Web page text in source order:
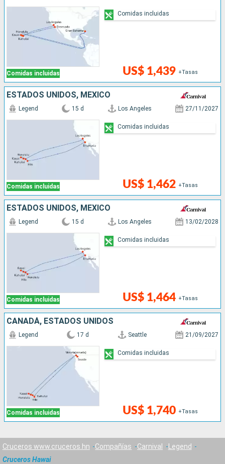
Comidas incluidas US$ 1,439 +Tasas
Comidas incluidas
ESTADOS UNIDOS, MÉXICO
Comidas incluidas
Legend 15 d Los Angeles 27/11/2027
US$ 1,462 +Tasas
Comidas incluidas
ESTADOS UNIDOS, MÉXICO
Comidas incluidas
Legend 15 d Los Angeles 13/02/2028
US$ 1,464 +Tasas
Comidas incluidas
CANADÁ, ESTADOS UNIDOS
Comidas incluidas
Legend 17 d Seattle 21/09/2027
US$ 1,740 +Tasas
Comidas incluidas
Cruceros www.cruceros.hn Compañías Carnival
Legend
Cruceros Hawai